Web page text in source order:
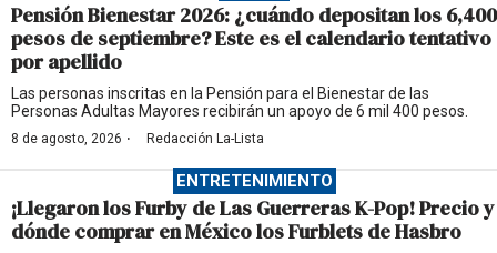
Pensión Bienestar 2026: ¿cuándo depositan los 6,400
pesos de septiembre? Este es el calendario tentativo
por apellido
Las personas inscritas en la Pensión para el Bienestar de las
Personas Adultas Mayores recibirán un apoyo de 6 mil 400 pesos.
8 de agosto, 2026 · Redacción La-Lista
ENTRETENIMIENTO
¡Llegaron los Furby de Las Guerreras K-Pop! Precio y
dónde comprar en México los Furblets de Hasbro